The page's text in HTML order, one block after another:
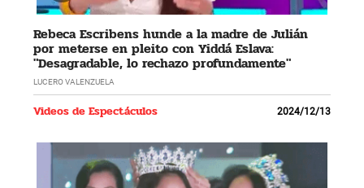
Rebeca Escribens hunde a la madre de Julián
por meterse en pleito con Yiddá Eslava:
"Desagradable, lo rechazo profundamente"
LUCERO VALENZUELA
Videos de Espectáculos 2024/12/13